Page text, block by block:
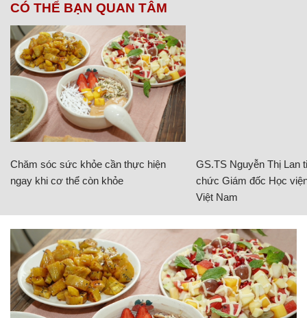
CÓ THỂ BẠN QUAN TÂM
Chăm sóc sức khỏe cần thực hiện
ngay khi cơ thể còn khỏe
GS.TS Nguyễn Thị Lan
chức Giám đốc Học
Việt Nam